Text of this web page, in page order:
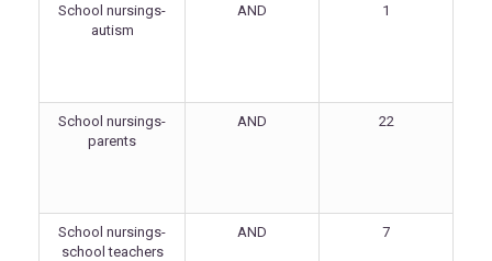
School nursings-
autism
AND 1
School nursings-
parents
AND 22
School nursings-
school teachers
AND 7